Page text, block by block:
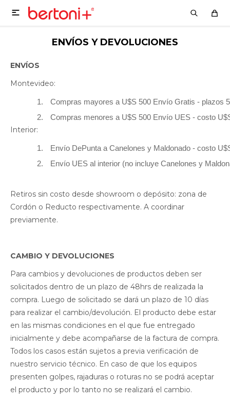

ENVÍOS Y DEVOLUCIONES
ENVÍOS
Montevideo:
Compras mayores a U$S 500 Envío Gratis - plazos
Compras menores a U$S 500 Envío UES - costo
Interior:
Envío DePunta a Canelones y Maldonado - costo
Envío UES al interior (no incluye Canelones y
Retiros sin costo desde showroom o depósito: zona de
Cordón o Reducto respectivamente. A coordinar
previamente.
CAMBIO Y DEVOLUCIONES
Para cambios y devoluciones de productos deben ser
solicitados dentro de un plazo de 48hrs de realizada la
compra. Luego de solicitado se dará un plazo de 10 días
para realizar el cambio/devolución. El producto debe estar
en las mismas condiciones en el que fue entregado
inicialmente y debe acompañarse de la factura de compra.
Todos los casos están sujetos a previa verificación de
nuestro servicio técnico. En caso de que los equipos
presenten golpes, rajaduras o roturas no se podrá aceptar
el producto y por lo tanto no se realizará el cambio.